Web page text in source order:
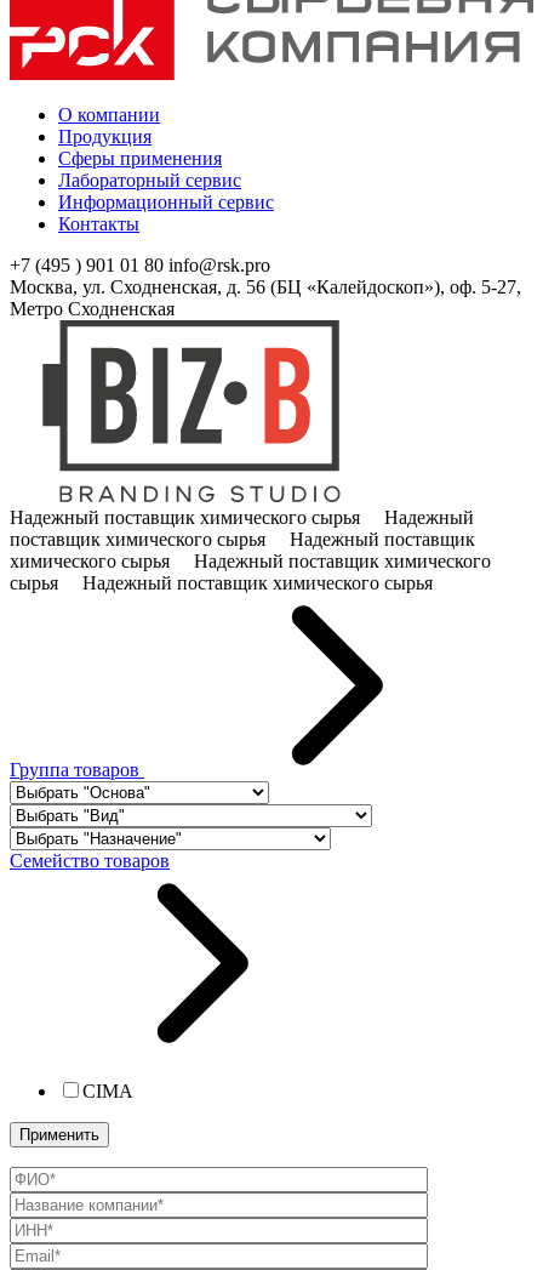
О компании
Продукция
Сферы применения
Лабораторный сервис
Информационный сервис
Контакты
+7 (495 ) 901 01 80 info@rsk.pro
Москва, ул. Сходненская, д. 56 (БЦ «Калейдоскоп»), оф. 5-27,
Метро Сходненская
Надежный поставщик химического сырья Надежный
поставщик химического сырья Надежный поставщик
химического сырья Надежный поставщик химического
сырья Надежный поставщик химического сырья
Группа товаров
Семейство товаров
CIMA
Применить